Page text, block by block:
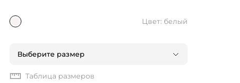
Цвет: белый
Выберите размер
FR 36 | RU 42
Таблица размеров